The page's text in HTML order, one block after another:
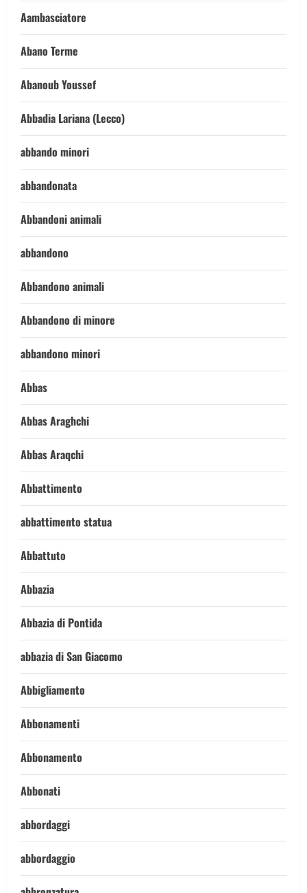
Aambasciatore
Abano Terme
Abanoub Youssef
Abbadia Lariana (Lecco)
abbando minori
abbandonata
Abbandoni animali
abbandono
Abbandono animali
Abbandono di minore
abbandono minori
Abbas
Abbas Araghchi
Abbas Araqchi
Abbattimento
abbattimento statua
Abbattuto
Abbazia
Abbazia di Pontida
abbazia di San Giacomo
Abbigliamento
Abbonamenti
Abbonamento
Abbonati
abbordaggi
abbordaggio